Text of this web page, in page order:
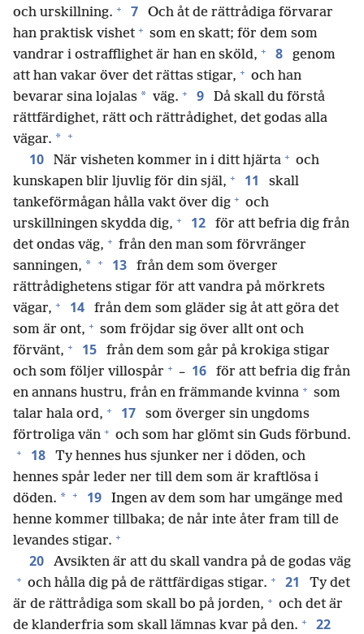
och urskillning. + 7
Och åt de rättrådiga förvarar
han praktisk vishet + som en skatt; för dem som
vandrar i ostrafflighet är han en sköld, + 8
genom
att han vakar över det rättas stigar, + och han
bevarar sina lojalas * väg. + 9
Då skall du förstå
rättfärdighet, rätt och rättrådighet, det godas alla
vägar. * +
10 När visheten kommer in i ditt hjärta + och
kunskapen blir ljuvlig för din själ, + 11
skall
tankeförmågan hålla vakt över dig + och
urskillningen skydda dig, + 12
för att befria dig från
det ondas väg, + från den man som förvränger
sanningen, * + 13
från dem som överger
rättrådighetens stigar för att vandra på mörkrets
vägar, + 14
från dem som gläder sig åt att göra det
som är ont, + som fröjdar sig över allt ont och
förvänt, + 15
från dem som går på krokiga stigar
och som följer villospår + – 16
för att befria dig från
en annans hustru, från en främmande kvinna + som
talar hala ord, + 17
som överger sin ungdoms
förtroliga vän + och som har glömt sin Guds förbund.
+ 18
Ty hennes hus sjunker ner i döden, och
hennes spår leder ner till dem som är kraftlösa i
döden. * + 19
Ingen av dem som har umgänge med
henne kommer tillbaka; de når inte åter fram till de
levandes stigar. +
20 Avsikten är att du skall vandra på de godas väg
+ och hålla dig på de rättfärdigas stigar. + 21
Ty det
är de rättrådiga som skall bo på jorden, + och det är
de klanderfria som skall lämnas kvar på den. + 22